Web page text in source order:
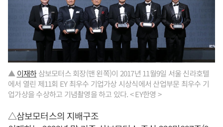
▲ 이재하삼보모터스 회장(맨 왼쪽)이 2017년 11월9일 서울 신라호텔
에서 열린 제11회 EY 최우수 기업가상 시상식에서 산업부문 최우수 기
업가상을 수상하고 기념촬영을 하고 있다. < EY한영 >
△삼보모터스의 지배구조